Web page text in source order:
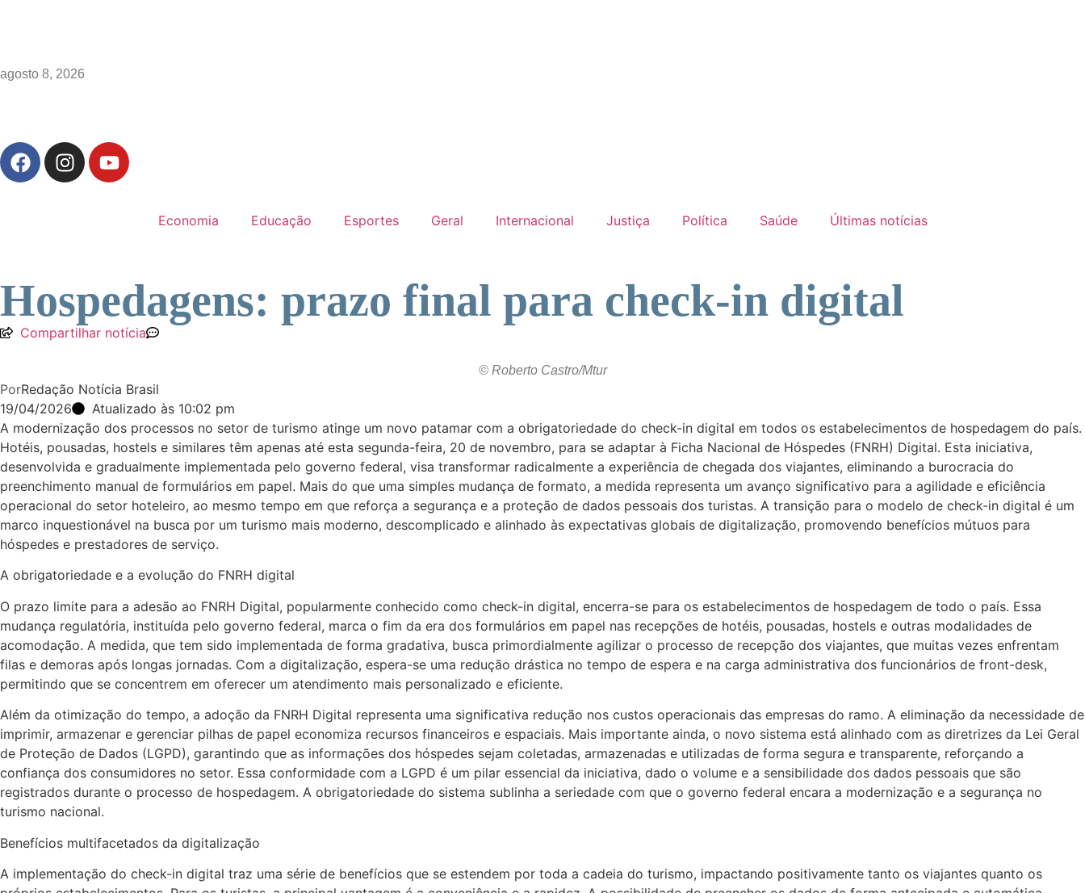
agosto 8, 2026
Economia Educação Esportes Geral Internacional Justiça Política Saúde Últimas notícias
Hospedagens: prazo final para check-in digital
Compartilhar notícia
© Roberto Castro/Mtur
PorRedação Notícia Brasil
19/04/2026
Atualizado às 10:02 pm
A modernização dos processos no setor de turismo atinge um novo patamar com a obrigatoriedade do check-in digital em todos os estabelecimentos de hospedagem do país.
Hotéis, pousadas, hostels e similares têm apenas até esta segunda-feira, 20 de novembro, para se adaptar à Ficha Nacional de Hóspedes (FNRH) Digital. Esta iniciativa,
desenvolvida e gradualmente implementada pelo governo federal, visa transformar radicalmente a experiência de chegada dos viajantes, eliminando a burocracia do
preenchimento manual de formulários em papel. Mais do que uma simples mudança de formato, a medida representa um avanço significativo para a agilidade e eficiência
operacional do setor hoteleiro, ao mesmo tempo em que reforça a segurança e a proteção de dados pessoais dos turistas. A transição para o modelo de check-in digital é um
marco inquestionável na busca por um turismo mais moderno, descomplicado e alinhado às expectativas globais de digitalização, promovendo benefícios mútuos para
hóspedes e prestadores de serviço.
A obrigatoriedade e a evolução do FNRH digital
O prazo limite para a adesão ao FNRH Digital, popularmente conhecido como check-in digital, encerra-se para os estabelecimentos de hospedagem de todo o país. Essa
mudança regulatória, instituída pelo governo federal, marca o fim da era dos formulários em papel nas recepções de hotéis, pousadas, hostels e outras modalidades de
acomodação. A medida, que tem sido implementada de forma gradativa, busca primordialmente agilizar o processo de recepção dos viajantes, que muitas vezes enfrentam
filas e demoras após longas jornadas. Com a digitalização, espera-se uma redução drástica no tempo de espera e na carga administrativa dos funcionários de front-desk,
permitindo que se concentrem em oferecer um atendimento mais personalizado e eficiente.
Além da otimização do tempo, a adoção da FNRH Digital representa uma significativa redução nos custos operacionais das empresas do ramo. A eliminação da necessidade de
imprimir, armazenar e gerenciar pilhas de papel economiza recursos financeiros e espaciais. Mais importante ainda, o novo sistema está alinhado com as diretrizes da Lei Geral
de Proteção de Dados (LGPD), garantindo que as informações dos hóspedes sejam coletadas, armazenadas e utilizadas de forma segura e transparente, reforçando a
confiança dos consumidores no setor. Essa conformidade com a LGPD é um pilar essencial da iniciativa, dado o volume e a sensibilidade dos dados pessoais que são
registrados durante o processo de hospedagem. A obrigatoriedade do sistema sublinha a seriedade com que o governo federal encara a modernização e a segurança no
turismo nacional.
Benefícios multifacetados da digitalização
A implementação do check-in digital traz uma série de benefícios que se estendem por toda a cadeia do turismo, impactando positivamente tanto os viajantes quanto os